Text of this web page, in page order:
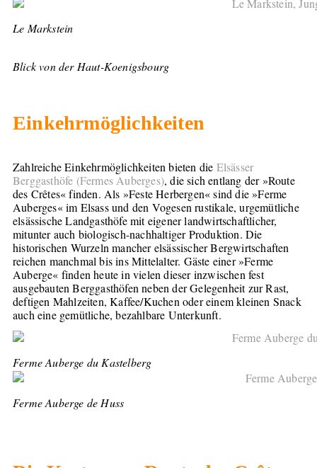
Le Markstein
Blick von der Haut-Koenigsbourg
Einkehrmöglichkeiten
Zahlreiche Einkehrmöglichkeiten bieten die Elsässer
Berggasthöfe (Fermes Auberges), die sich entlang der»Route
des Crêtes«finden. Als »Feste Herbergen« sind die »Ferme
Auberges« im Elsass und den Vogesen rustikale, urgemütliche
elsässische Landgasthöfe mit eigener landwirtschaftlicher,
mitunter auch biologisch-nachhaltiger Produktion. Die
historischen Wurzeln mancher elsässischer Bergwirtschaften
reichen manchmal bis ins Mittelalter. Gäste einer »Ferme
Auberge« finden heute in vielen dieser inzwischen fest
ausgebauten Berggasthöfen neben der Gelegenheit zur Rast,
deftigen Mahlzeiten, Kaffee/Kuchen oder einem kleinen Snack
auch eine gemütliche, bezahlbare Unterkunft.
Ferme Auberge du Kastelberg
Ferme Auberge de Huss